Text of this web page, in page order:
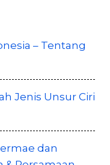
– Tentang
Jenis Unsur Ciri
dan